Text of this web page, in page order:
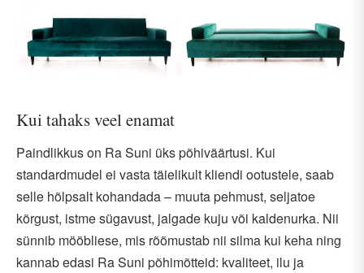
Kui tahaks veel enamat
Paindlikkus on Ra Suni üks põhiväärtusi. Kui
standardmudel ei vasta täielikult kliendi ootustele, saab
selle hõlpsalt kohandada – muuta pehmust, seljatoe
kõrgust, istme sügavust, jalgade kuju või kaldenurka. Nii
sünnib mööbliese, mis rõõmustab nii silma kui keha ning
kannab edasi Ra Suni põhimõtteid: kvaliteet, ilu ja